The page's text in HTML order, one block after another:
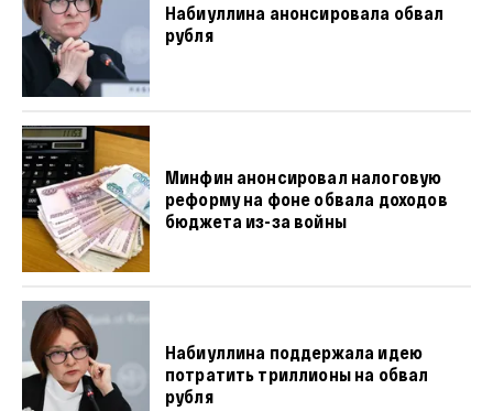
Набиуллина анонсировала обвал
рубля
Минфин анонсировал налоговую
реформу на фоне обвала доходов
бюджета из-за войны
Набиуллина поддержала идею
потратить триллионы на обвал
рубля